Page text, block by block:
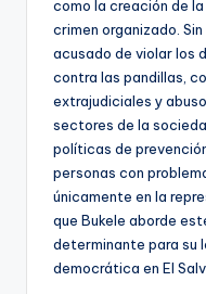
como la creación de
crimen organizado.
acusado de violar los
contra las pandillas,
extrajudiciales y
sectores de la
políticas de
personas con
únicamente en la
que Bukele aborde
determinante para su
democrática en El